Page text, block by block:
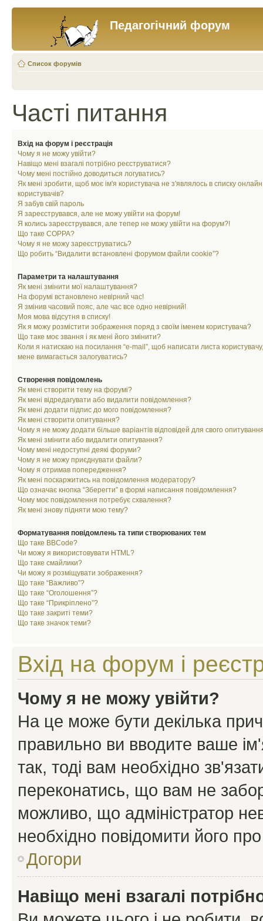
Педагогічний форум
Список форумів
Часті питання
Вхід на форум і реєстрація
Чому я не можу увійти?
Навіщо мені взагалі потрібно реєструватися?
Чому мені постійно доводиться логуватись?
Як мені зробити, щоб моє ім'я користувача не з'являлось в списку онлайн
користувачів?
Я забув свій пароль
Я зареєструвався, але не можу увійти на форум!
Я колись зареєструвався, але тепер не можу увійти на форум?!
Що таке COPPA?
Чому я не можу зареєструватись?
Що робить “Видалити встановлені форумом файли cookie”?
Параметри та налаштування
Як мені змінити мої налаштування?
На форумі встановлено невірний час!
Я змінив часовий пояс, але час все одно невірний!
Моя мова відсутня в списку!
Як я можу розмістити зображення поряд з своїм іменем користувача?
Що таке моє звання і як мені його змінити?
Коли я натискаю на посилання “e-mail”, щоб написати листа користувачу,
мене вимагається залогуватись?
Створення повідомлень
Як мені створити тему на форумі?
Як мені відредагувати або видалити повідомлення?
Як мені додати підпис до мого повідомлення?
Як мені створити опитування?
Чому я не можу додати більше варіантів відповідей для свого
Як мені змінити або видалити опитування?
Чому мені недоступні деякі форуми?
Чому я не можу приєднувати файли?
Чому я отримав попередження?
Як мені поскаржитись на повідомлення модератору?
Що означає кнопка “Зберегти” в формі написання повідомлення?
Чому моє повідомлення потребує схвалення?
Як мені знову підняти мою тему?
Форматування повідомлень та типи створюваних тем
Що таке BBCode?
Чи можу я використовувати HTML?
Що таке смайлики?
Чи можу я розміщувати зображення?
Що таке “Важливо”?
Що таке “Оголошення”?
Що таке “Прикріплено”?
Що таке закриті теми?
Що таке значок теми?
Вхід на форум і
Чому я не можу увійти?
На це може бути декілька
правильно ви вводите ваше
так, тоді вам необхідно
переконатись, що вам не
можливо, що адміністратор
необхідно повідомити його
Догори
Навіщо мені взагалі